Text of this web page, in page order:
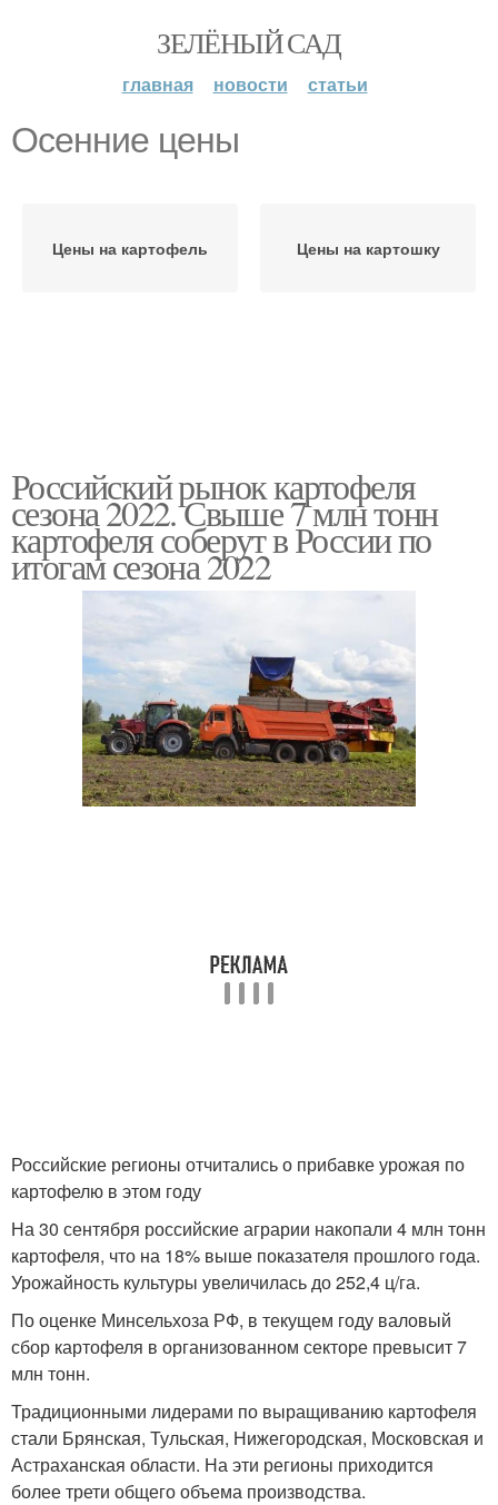
ЗЕЛЁНЫЙ САД
главная новости статьи
Осенние цены
Цены на картофель Цены на картошку
Российский рынок картофеля
сезона 2022. Свыше 7 млн тонн
картофеля соберут в России по
итогам сезона 2022
Российские регионы отчитались о прибавке урожая по
картофелю в этом году
На 30 сентября российские аграрии накопали 4 млн тонн
картофеля, что на 18% выше показателя прошлого года.
Урожайность культуры увеличилась до 252,4 ц/га.
По оценке Минсельхоза РФ, в текущем году валовый
сбор картофеля в организованном секторе превысит 7
млн тонн.
Традиционными лидерами по выращиванию картофеля
стали Брянская, Тульская, Нижегородская, Московская и
Астраханская области. На эти регионы приходится
более трети общего объема производства.